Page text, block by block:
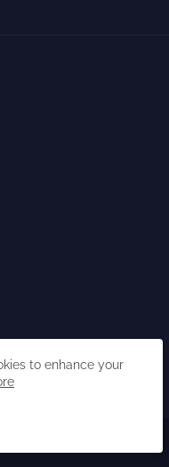
to enhance your